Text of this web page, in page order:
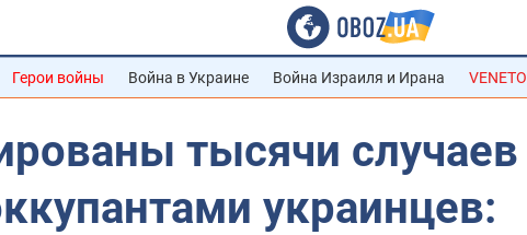
Герои войны Война в Украине Война Израиля и Ирана VENETO
тысячи случаев
украинцев: